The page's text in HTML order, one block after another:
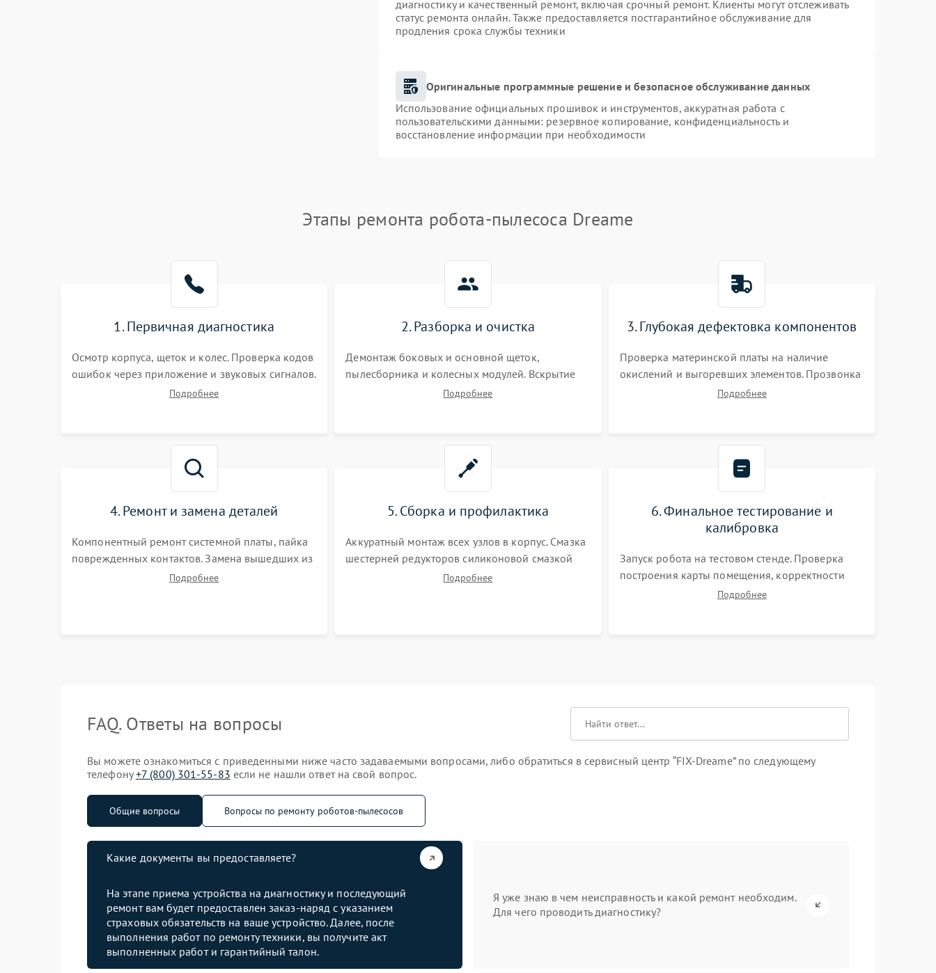
диагностику и качественный ремонт, включая срочный ремонт. Клиенты могут отслеживать
статус ремонта онлайн. Также предоставляется постгарантийное обслуживание для
продления срока службы техники
Оригинальные программные решение и безопасное обслуживание данных
Использование официальных прошивок и инструментов, аккуратная работа с
пользовательскими данными: резервное копирование, конфиденциальность и
восстановление информации при необходимости
Этапы ремонта робота-пылесоса Dreame
1. Первичная диагностика
Осмотр корпуса, щеток и колес. Проверка кодов
ошибок через приложение и звуковых сигналов.
Замер емкости аккумулятора и тестирование
Подробнее
2. Разборка и очистка
Демонтаж боковых и основной щеток,
пылесборника и колесных модулей. Вскрытие
корпуса робота. Тщательная очистка внутренних
Подробнее
3. Глубокая дефектовка компонентов
Проверка материнской платы на наличие
окислений и выгоревших элементов. Прозвонка
цепей питания, тестирование приводных
Подробнее
4. Ремонт и замена деталей
Компонентный ремонт системной платы, пайка
поврежденных контактов. Замена вышедших из
строя двигателей, изношенного аккумулятора,
Подробнее
5. Сборка и профилактика
Аккуратный монтаж всех узлов в корпус. Смазка
шестерней редукторов силиконовой смазкой
для снижения шума. Установка новых
Подробнее
6. Финальное тестирование и
калибровка
Запуск робота на тестовом стенде. Проверка
построения карты помещения, корректности
навигации и обхода препятствий. Оценка силы
Подробнее
FAQ. Ответы на вопросы
Вы можете ознакомиться с приведенными ниже часто задаваемыми вопросами, либо обратиться в сервисный центр “FIX-Dreame” по следующему
телефону+7 (800) 301-55-83 если не нашли ответ на свой вопрос.
Общие вопросы Вопросы по ремонту роботов-пылесосов
Какие документы вы предоставляете?
На этапе приема устройства на диагностику и последующий
ремонт вам будет предоставлен заказ-наряд с указанием
страховых обязательств на ваше устройство. Далее, после
выполнения работ по ремонту техники, вы получите акт
выполненных работ и гарантийный талон.
Я уже знаю в чем неисправность и какой ремонт необходим.
Для чего проводить диагностику?